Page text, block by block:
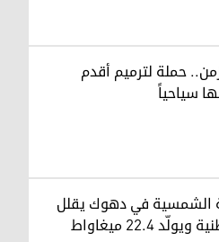
حملة لترميم أقدم
سياحياً
الشمسية في دهوك يقلل
ميغاواط